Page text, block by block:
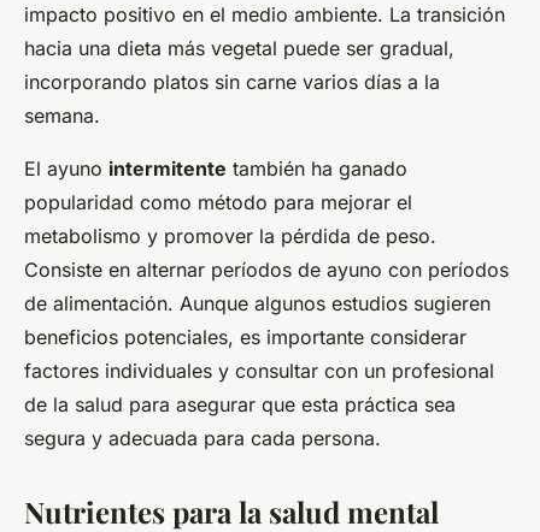
impacto positivo en el medio ambiente. La transición
hacia una dieta más vegetal puede ser gradual,
incorporando platos sin carne varios días a la
semana.
El ayuno intermitente también ha ganado
popularidad como método para mejorar el
metabolismo y promover la pérdida de peso.
Consiste en alternar períodos de ayuno con períodos
de alimentación. Aunque algunos estudios sugieren
beneficios potenciales, es importante considerar
factores individuales y consultar con un profesional
de la salud para asegurar que esta práctica sea
segura y adecuada para cada persona.
Nutrientes para la salud mental